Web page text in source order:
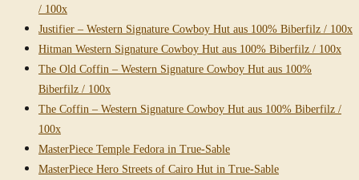
/ 100x
Justifier – Western Signature Cowboy Hut aus 100% Biberfilz / 100x
Hitman Western Signature Cowboy Hut aus 100% Biberfilz / 100x
The Old Coffin – Western Signature Cowboy Hut aus 100%
Biberfilz / 100x
The Coffin – Western Signature Cowboy Hut aus 100% Biberfilz /
100x
MasterPiece Temple Fedora in True-Sable
MasterPiece Hero Streets of Cairo Hut in True-Sable